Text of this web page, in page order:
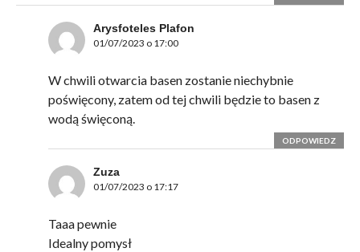
Arysfoteles Plafon
01/07/2023 o 17:00
W chwili otwarcia basen zostanie niechybnie
poświęcony, zatem od tej chwili będzie to basen z
wodą święconą.
ODPOWIEDZ
Zuza
01/07/2023 o 17:17
Taaa pewnie
Idealny pomysł